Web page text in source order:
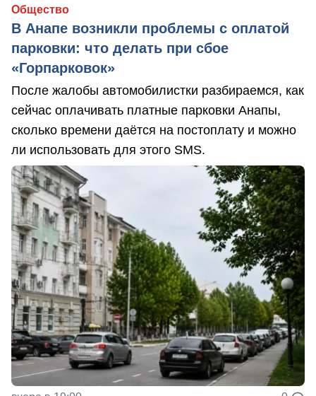
Общество
В Анапе возникли проблемы с оплатой
парковки: что делать при сбое
«Горпарковок»
После жалобы автомобилистки разбираемся, как
сейчас оплачивать платные парковки Анапы,
сколько времени даётся на постоплату и можно
ли использовать для этого SMS.